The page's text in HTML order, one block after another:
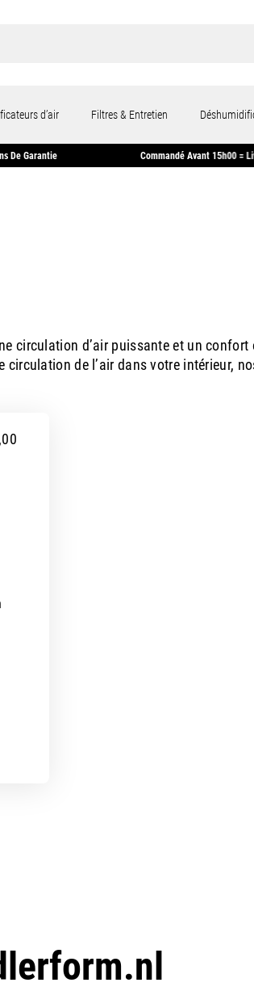
d’air Filtres & Entretien
2 Ans De Garantie Commandé
circulation d’air puissante et un
de l’air dans votre intérieur,